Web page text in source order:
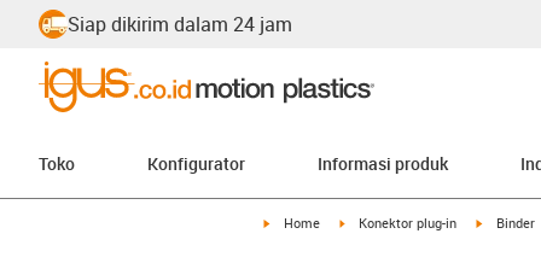
Siap dikirim dalam 24 jam
Toko Konfigurator Informasi produk
igus-icon-arrow-right
Home igus-icon-arrow-right
Konektor plug-in igus-Binder